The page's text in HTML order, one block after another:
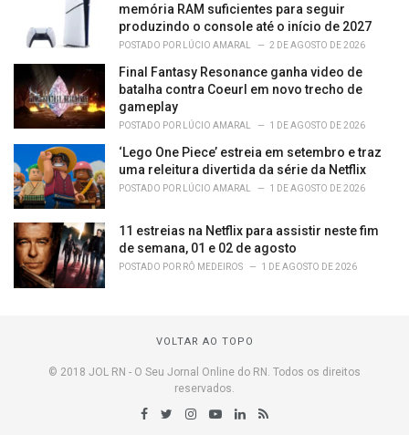
memória RAM suficientes para seguir
produzindo o console até o início de 2027
POSTADO POR LÚCIO AMARAL 2 DE AGOSTO DE 2026
Final Fantasy Resonance ganha video de
batalha contra Coeurl em novo trecho de
gameplay
POSTADO POR LÚCIO AMARAL 1 DE AGOSTO DE 2026
‘Lego One Piece’ estreia em setembro e traz
uma releitura divertida da série da Netflix
POSTADO POR LÚCIO AMARAL 1 DE AGOSTO DE 2026
11 estreias na Netflix para assistir neste fim
de semana, 01 e 02 de agosto
POSTADO POR RÔ MEDEIROS 1 DE AGOSTO DE 2026
VOLTAR AO TOPO
© 2018 JOL RN - O Seu Jornal Online do RN. Todos os direitos
reservados.